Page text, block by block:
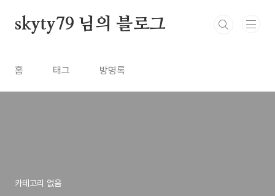
skyty79 님의 블로그
홈 태그 방명록
카테고리 없음